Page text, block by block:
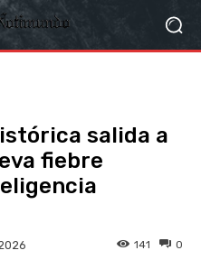
salida a
fiebre
0
141